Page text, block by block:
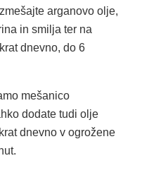
arganovo olje,
in smilja ter na
dnevno, do 6
mešanico
dodate tudi olje
dnevno v ogrožene